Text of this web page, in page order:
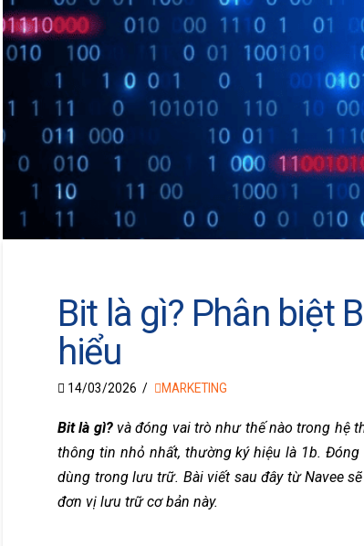
Bit là gì? Phân biệt
hiểu
14/03/2026 MARKETING
Bit là gì?và đóng vai trò như thế nào trong hệ
thông tin nhỏ nhất, thường ký hiệu là 1b.
dùng trong lưu trữ. Bài viết sau đây từ Navee
đơn vị lưu trữ cơ bản này.